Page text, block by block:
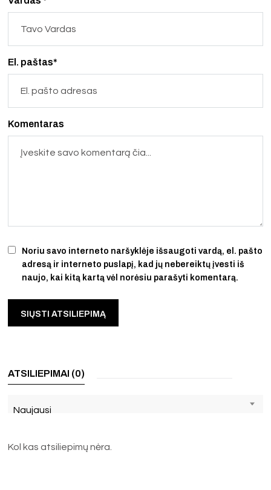
El. paštas*
Noriu savo interneto naršyklėje išsaugoti vardą, el. pašto
adresą ir interneto puslapį, kad jų nebereiktų įvesti iš
naujo, kai kitą kartą vėl norėsiu parašyti komentarą.
Komentaras
ATSILIEPIMAI (0)
Naujausi
Kol kas atsiliepimų nėra.